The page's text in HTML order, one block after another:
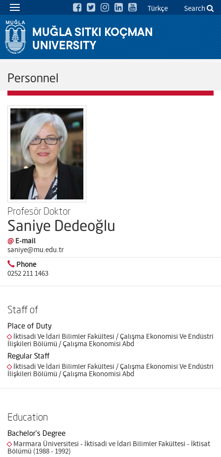
Türkçe Search
Personnel
Profesör Doktor
Saniye Dedeoğlu
@ E-mail
saniye@mu.edu.tr
Phone
0252 211 1463
Staff of
Place of Duty
İktisadi Ve İdari Bilimler Fakültesi / Çalışma Ekonomisi Ve Endüstri
İlişkileri Bölümü / Çalışma Ekonomisi Abd
Regular Staff
İktisadi Ve İdari Bilimler Fakültesi / Çalışma Ekonomisi Ve Endüstri
İlişkileri Bölümü / Çalışma Ekonomisi Abd
Education
Bachelor's Degree
Marmara Üniversitesi - İktisadi ve İdari Bilimler Fakültesi - İktisat
Bölümü (1988 - 1992)